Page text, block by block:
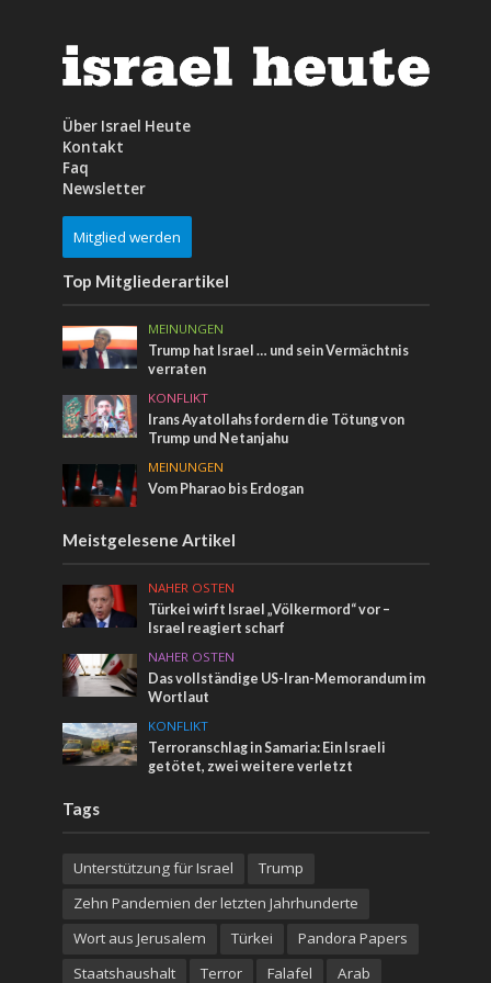
Über Israel Heute
Kontakt
Faq
Newsletter
Mitglied werden
Top Mitgliederartikel
MEINUNGEN
Trump hat Israel … und sein Vermächtnis
verraten
KONFLIKT
Irans Ayatollahs fordern die Tötung von
Trump und Netanjahu
MEINUNGEN
Vom Pharao bis Erdogan
Meistgelesene Artikel
NAHER OSTEN
Türkei wirft Israel „Völkermord“ vor –
Israel reagiert scharf
NAHER OSTEN
Das vollständige US-Iran-Memorandum im
Wortlaut
KONFLIKT
Terroranschlag in Samaria: Ein Israeli
getötet, zwei weitere verletzt
Tags
Unterstützung für Israel
Trump
Zehn Pandemien der letzten Jahrhunderte
Wort aus Jerusalem
Türkei
Pandora Papers
Staatshaushalt
Terror Falafel Arab